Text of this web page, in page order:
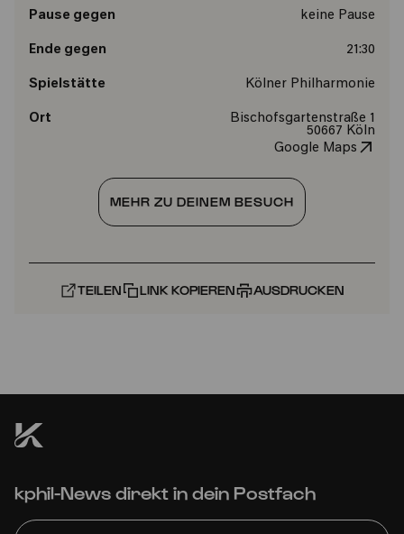
Pause gegen keine Pause
Ende gegen 21:30
Spielstätte Kölner Philharmonie
Ort
Bischofsgartenstraße 1
50667 Köln
Google Maps
MEHR ZU DEINEM BESUCH
TEILEN LINK KOPIEREN AUSDRUCKEN
kphil-News direkt in dein Postfach